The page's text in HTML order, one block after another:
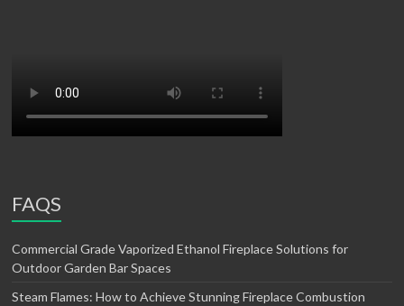
FAQS
Commercial Grade Vaporized Ethanol Fireplace Solutions for
Outdoor Garden Bar Spaces
Steam Flames: How to Achieve Stunning Fireplace Combustion